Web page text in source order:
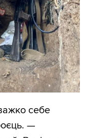
себе
—